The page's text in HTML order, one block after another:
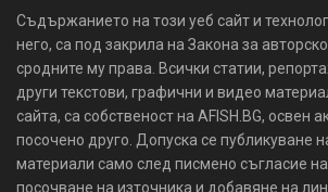
Съдържанието на този уеб сайт и
него, са под закрила на Закона за
сродните му права. Всички статии,
други текстови, графични и видео
сайта, са собственост на AFISH.BG, освен
посочено друго. Допуска се публикуване
материали само след писмено съгласие на
посочване на източника и добавяне на